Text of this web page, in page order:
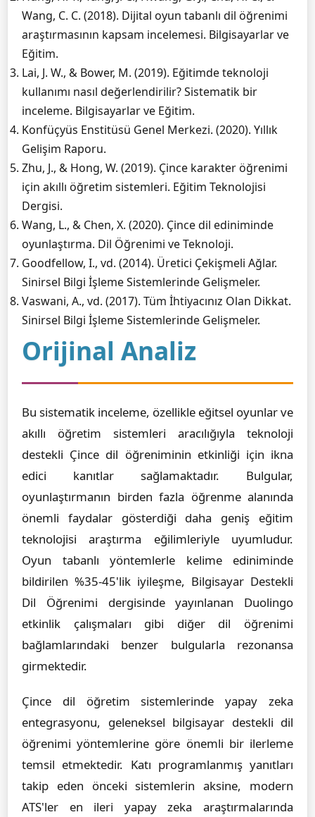
Wang, C. C. (2018). Dijital oyun tabanlı dil öğrenimi
araştırmasının kapsam incelemesi. Bilgisayarlar ve
Eğitim.
Lai, J. W., & Bower, M. (2019). Eğitimde teknoloji
kullanımı nasıl değerlendirilir? Sistematik bir
inceleme. Bilgisayarlar ve Eğitim.
Konfüçyüs Enstitüsü Genel Merkezi. (2020). Yıllık
Gelişim Raporu.
Zhu, J., & Hong, W. (2019). Çince karakter öğrenimi
için akıllı öğretim sistemleri. Eğitim Teknolojisi
Dergisi.
Wang, L., & Chen, X. (2020). Çince dil ediniminde
oyunlaştırma. Dil Öğrenimi ve Teknoloji.
Goodfellow, I., vd. (2014). Üretici Çekişmeli Ağlar.
Sinirsel Bilgi İşleme Sistemlerinde Gelişmeler.
Vaswani, A., vd. (2017). Tüm İhtiyacınız Olan Dikkat.
Sinirsel Bilgi İşleme Sistemlerinde Gelişmeler.
Orijinal Analiz
Bu sistematik inceleme, özellikle eğitsel oyunlar ve
akıllı öğretim sistemleri aracılığıyla teknoloji
destekli Çince dil öğreniminin etkinliği için ikna
edici kanıtlar sağlamaktadır. Bulgular,
oyunlaştırmanın birden fazla öğrenme alanında
önemli faydalar gösterdiği daha geniş eğitim
teknolojisi araştırma eğilimleriyle uyumludur.
Oyun tabanlı yöntemlerle kelime ediniminde
bildirilen %35-45'lik iyileşme, Bilgisayar Destekli
Dil Öğrenimi dergisinde yayınlanan Duolingo
etkinlik çalışmaları gibi diğer dil öğrenimi
bağlamlarındaki benzer bulgularla rezonansa
girmektedir.
Çince dil öğretim sistemlerinde yapay zeka
entegrasyonu, geleneksel bilgisayar destekli dil
öğrenimi yöntemlerine göre önemli bir ilerleme
temsil etmektedir. Katı programlanmış yanıtları
takip eden önceki sistemlerin aksine, modern
ATS'ler en ileri yapay zeka araştırmalarında